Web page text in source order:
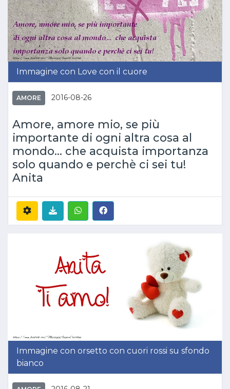
Immagine con Love con il cuore
AMORE 2016-08-26
Amore, amore mio, se più
importante di ogni altra cosa al
mondo... che acquista importanza
solo quando e perchè ci sei tu!
Anita
Immagine con orsetto con cuori rossi su sfondo
bianco